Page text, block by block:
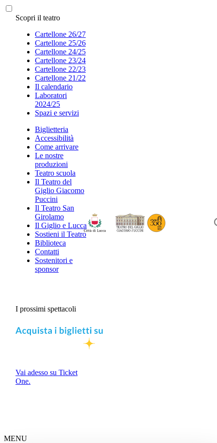
Scopri il teatro
Cartellone 26/27
Cartellone 25/26
Cartellone 24/25
Cartellone 23/24
Cartellone 22/23
Cartellone 21/22
Il calendario
Laboratori
2024/25
Spazi e servizi
Biglietteria
Accessibilità
Come arrivare
Le nostre
produzioni
Teatro scuola
Il Teatro del
Giglio Giacomo
Puccini
Il Teatro San
Girolamo
Il Giglio e Lucca
Sostieni il Teatro
Biblioteca
Contatti
Sostenitori e
sponsor
I prossimi spettacoli
Vai adesso su Ticket
One.
MENU